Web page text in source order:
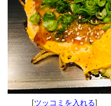
[ツッコミを入れる]